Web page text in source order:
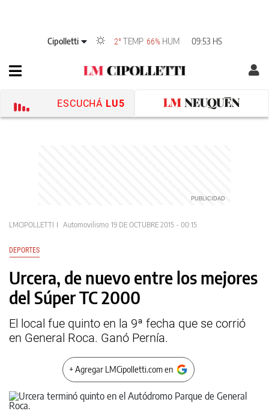
Cipolletti 2° TEMP 66% HUM 09:53 HS
ESCUCHÁ LU5
LMCIPOLLETTI Automovilismo 19 DE OCTUBRE 2015 - 00:15
DEPORTES
Urcera, de nuevo entre los mejores
del Súper TC 2000
El local fue quinto en la 9ª fecha que se corrió
en General Roca. Ganó Pernía.
+ Agregar LMCipolletti.com en